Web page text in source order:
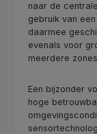
naar de
gebruik van
daarmee
evenals voor
meerdere
Een bijzonder
hoge